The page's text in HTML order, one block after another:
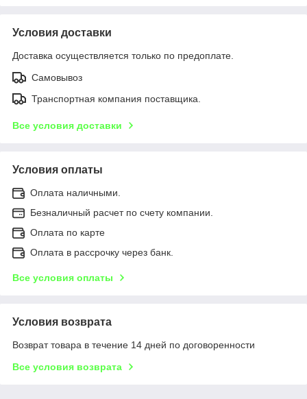
Условия доставки
Доставка осуществляется только по предоплате.
Самовывоз
Транспортная компания поставщика.
Все условия доставки
Условия оплаты
Оплата наличными.
Безналичный расчет по счету компании.
Оплата по карте
Оплата в рассрочку через банк.
Все условия оплаты
Условия возврата
Возврат товара в течение 14 дней по договоренности
Все условия возврата